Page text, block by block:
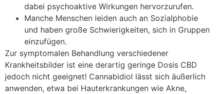
dabei psychoaktive Wirkungen hervorzurufen.
Manche Menschen leiden auch an Sozialphobie
und haben große Schwierigkeiten, sich in Gruppen
einzufügen.
Zur symptomalen Behandlung verschiedener
Krankheitsbilder ist eine derartig geringe Dosis CBD
jedoch nicht geeignet! Cannabidiol lässt sich äußerlich
anwenden, etwa bei Hauterkrankungen wie Akne,